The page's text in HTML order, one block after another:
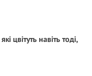
цвітуть навіть тоді,